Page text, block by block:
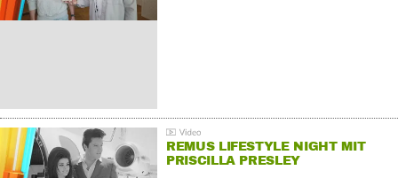
REMUS LIFESTYLE NIGHT MIT
PRISCILLA PRESLEY